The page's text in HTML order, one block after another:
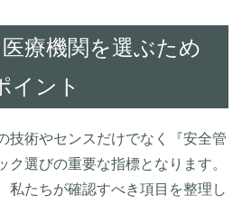
療機関を選ぶため
イント
技術やセンスだけでなく『安全管
ク選びの重要な指標となります。
私たちが確認すべき項目を整理し